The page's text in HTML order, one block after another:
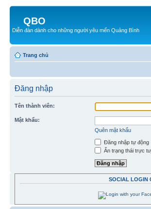
QBO
Diễn đàn dành cho những người yêu mến Quảng Bình
Trang chủ
Đăng nhập
Tên thành viên:
Mật khẩu:
Quên mật khẩu
Đăng nhập tự động
Ẩn trạng thái trực
SOCIAL LOGIN